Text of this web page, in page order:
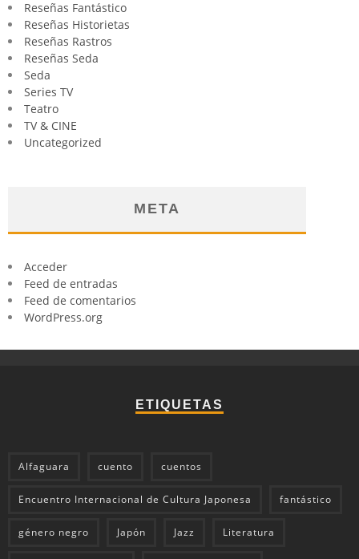
Reseñas Fantástico
Reseñas Historietas
Reseñas Rastros
Reseñas Seda
Seda
Series TV
Teatro
TV & CINE
Uncategorized
META
Acceder
Feed de entradas
Feed de comentarios
WordPress.org
ETIQUETAS
Alfaguara cuento cuentos
Encuentro Internacional de Cultura Japonesa fantástico
género negro Japón Jazz Literatura